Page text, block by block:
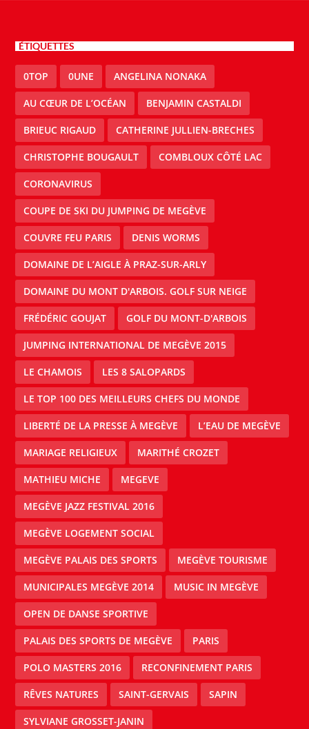
ÉTIQUETTES
0TOP 0UNE ANGELINA NONAKA
AU CŒUR DE L’OCÉAN BENJAMIN CASTALDI
BRIEUC RIGAUD CATHERINE JULLIEN-BRECHES
CHRISTOPHE BOUGAULT COMBLOUX CÔTÉ LAC
CORONAVIRUS
COUPE DE SKI DU JUMPING DE MEGÈVE
COUVRE FEU PARIS DENIS WORMS
DOMAINE DE L’AIGLE À PRAZ-SUR-ARLY
DOMAINE DU MONT D'ARBOIS. GOLF SUR NEIGE
FRÉDÉRIC GOUJAT GOLF DU MONT-D'ARBOIS
JUMPING INTERNATIONAL DE MEGÈVE 2015
LE CHAMOIS LES 8 SALOPARDS
LE TOP 100 DES MEILLEURS CHEFS DU MONDE
LIBERTÉ DE LA PRESSE À MEGÈVE L’EAU DE MEGÈVE
MARIAGE RELIGIEUX MARITHÉ CROZET
MATHIEU MICHE MEGEVE
MEGÈVE JAZZ FESTIVAL 2016
MEGÈVE LOGEMENT SOCIAL
MEGÈVE PALAIS DES SPORTS MEGÈVE TOURISME
MUNICIPALES MEGÈVE 2014 MUSIC IN MEGÈVE
OPEN DE DANSE SPORTIVE
PALAIS DES SPORTS DE MEGÈVE PARIS
POLO MASTERS 2016 RECONFINEMENT PARIS
RÊVES NATURES SAINT-GERVAIS SAPIN
SYLVIANE GROSSET-JANIN